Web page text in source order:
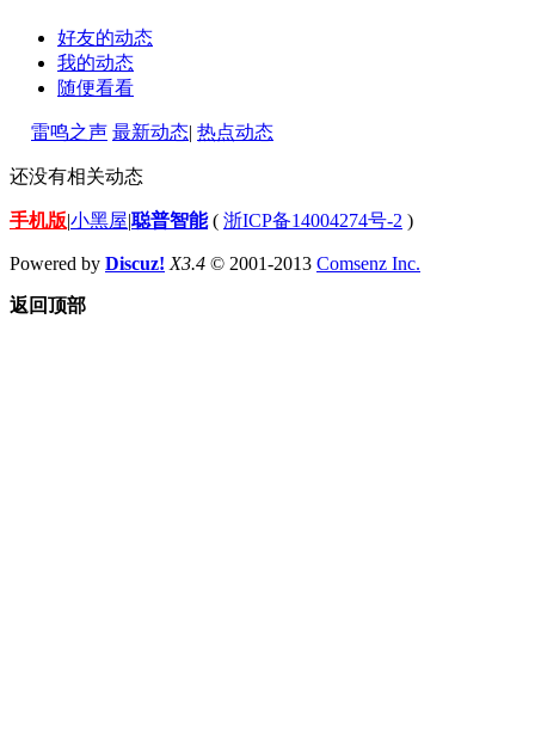
好友的动态
我的动态
随便看看
雷鸣之声 最新动态| 热点动态
还没有相关动态
手机版|小黑屋|聪普智能( 浙ICP备14004274号-2 )
Powered by Discuz! X3.4 © 2001-2013 Comsenz Inc.
返回顶部